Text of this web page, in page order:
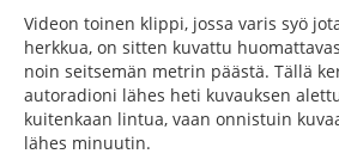
Videon toinen klippi, jossa varis syö
herkkua, on sitten kuvattu
noin seitsemän metrin päästä. Tällä
autoradioni lähes heti kuvauksen
kuitenkaan lintua, vaan onnistuin
lähes minuutin.